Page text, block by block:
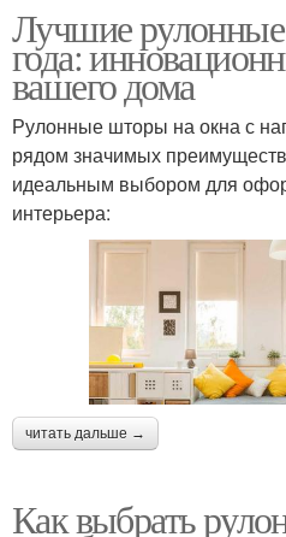
Лучшие
года:
вашего дома
Рулонные шторы на окна с
рядом значимых
идеальным выбором для
интерьера:
читать дальше →
Как выбрать